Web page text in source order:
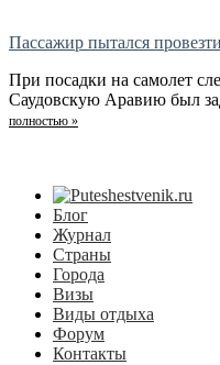
Пассажир пытался
При посадки на самолет
Саудовскую Аравию был
полностью »
Блог
Журнал
Страны
Города
Визы
Виды отдыха
Форум
Контакты